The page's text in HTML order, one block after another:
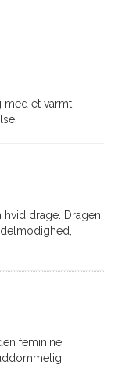
med et varmt
hvid drage. Dragen
feminine